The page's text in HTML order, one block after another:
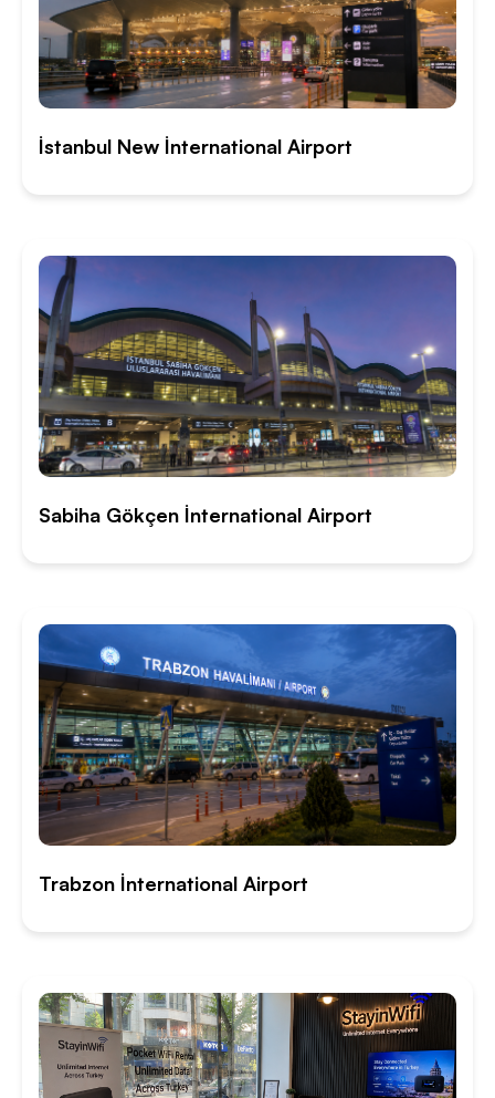
İstanbul New İnternational Airport
Sabiha Gökçen İnternational Airport
Trabzon İnternational Airport